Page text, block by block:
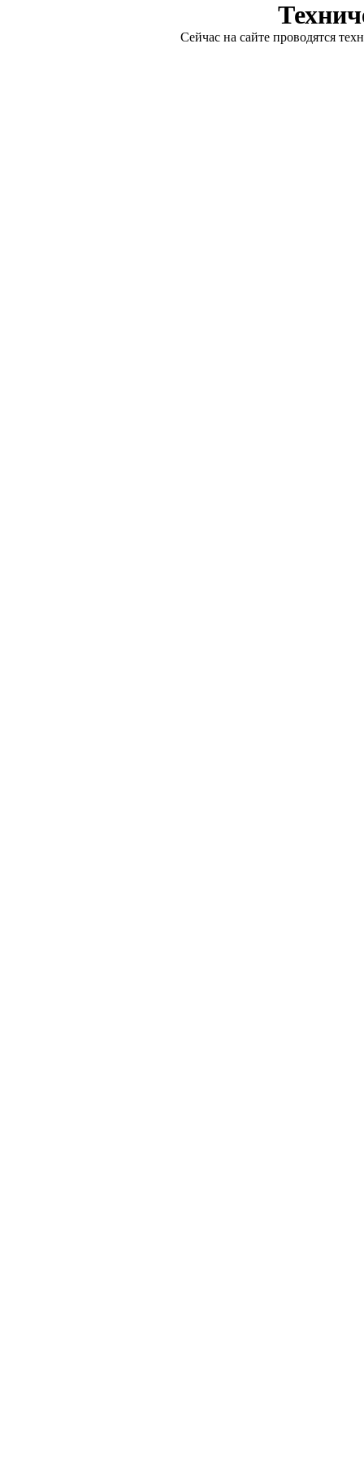
Сейчас на сайте проводятся